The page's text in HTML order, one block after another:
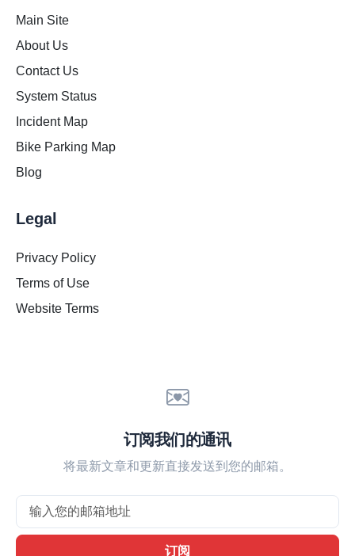
Main Site
About Us
Contact Us
System Status
Incident Map
Bike Parking Map
Blog
Legal
Privacy Policy
Terms of Use
Website Terms
订阅我们的通讯
将最新文章和更新直接发送到您的邮箱。
订阅